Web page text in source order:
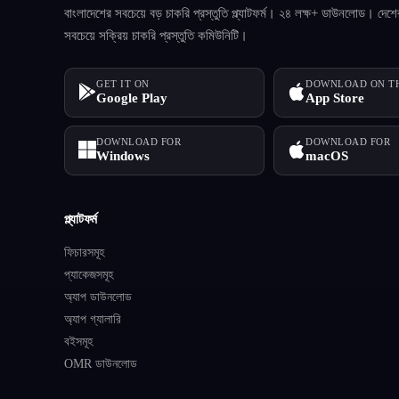
বাংলাদেশের সবচেয়ে বড় চাকরি প্রস্তুতি প্ল্যাটফর্ম। ২৪ লক্ষ+ ডাউনলোড।
সবচেয়ে সক্রিয় চাকরি প্রস্তুতি কমিউনিটি।
GET IT ON
Google Play
DOWNLOAD ON
App Store
DOWNLOAD FOR
Windows
DOWNLOAD FOR
macOS
প্ল্যাটফর্ম
ফিচারসমূহ
প্যাকেজসমূহ
অ্যাপ ডাউনলোড
অ্যাপ গ্যালারি
বইসমূহ
OMR ডাউনলোড